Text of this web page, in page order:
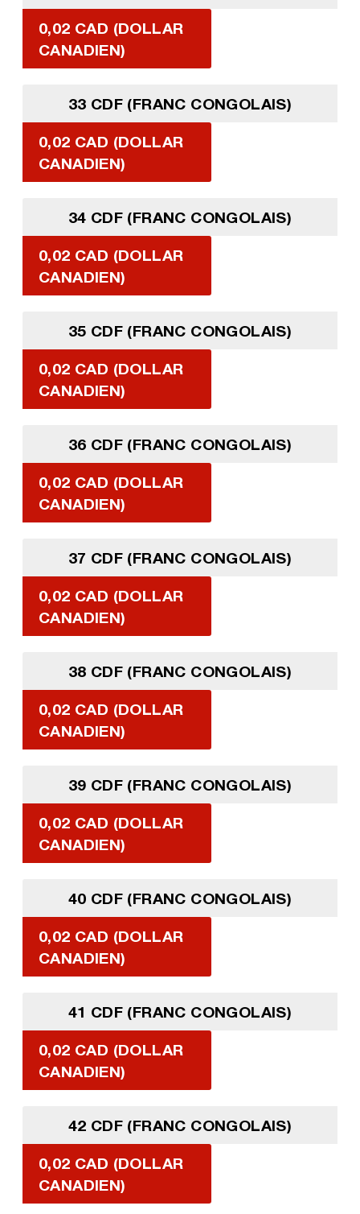
0,02 CAD (DOLLAR
CANADIEN)
33 CDF (FRANC CONGOLAIS)
0,02 CAD (DOLLAR
CANADIEN)
34 CDF (FRANC CONGOLAIS)
0,02 CAD (DOLLAR
CANADIEN)
35 CDF (FRANC CONGOLAIS)
0,02 CAD (DOLLAR
CANADIEN)
36 CDF (FRANC CONGOLAIS)
0,02 CAD (DOLLAR
CANADIEN)
37 CDF (FRANC CONGOLAIS)
0,02 CAD (DOLLAR
CANADIEN)
38 CDF (FRANC CONGOLAIS)
0,02 CAD (DOLLAR
CANADIEN)
39 CDF (FRANC CONGOLAIS)
0,02 CAD (DOLLAR
CANADIEN)
40 CDF (FRANC CONGOLAIS)
0,02 CAD (DOLLAR
CANADIEN)
41 CDF (FRANC CONGOLAIS)
0,02 CAD (DOLLAR
CANADIEN)
42 CDF (FRANC CONGOLAIS)
0,02 CAD (DOLLAR
CANADIEN)